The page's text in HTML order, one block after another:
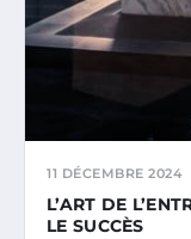
11 DÉCEMBRE 2024
L’ART DE
LE SUCCÈS